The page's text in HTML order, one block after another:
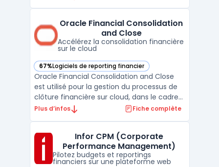
question de la centralisation du suivi des
stocks évé ...
Oracle Financial Consolidation
and Close
Accélérez la consolidation financière
sur le cloud
67%Logiciels de reporting financier
— voir Oracle Financial Consolidation and Close dans
Oracle Financial Consolidation and Close
est utilisé pour la gestion du processus de
clôture financière sur cloud, dans le cadre
de la centralisation et coordination des
équipes qui supervisent des opérations
impliquant ...
Plus d’infos Fiche complète
Infor CPM (Corporate
Performance Management)
Pilotez budgets et reportings
financiers sur une plateforme web